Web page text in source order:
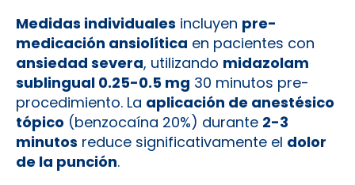
Medidas individuales incluyen pre-
medicación ansiolítica en pacientes con
ansiedad severa, utilizando midazolam
sublingual 0.25-0.5 mg 30 minutos pre-
procedimiento. La aplicación de anestésico
tópico (benzocaína 20%) durante 2-3
minutos reduce significativamente el dolor
de la punción.